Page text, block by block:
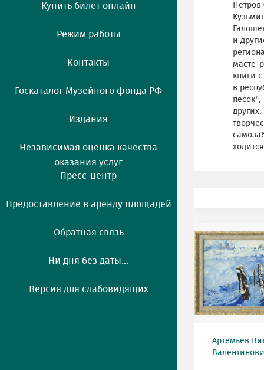
Купить билет онлайн
Режим работы
Контакты
Госкаталог Музейного фонда РФ
Издания
Независимая оценка качества
оказания услуг
Пресс-центр
Предоставление в аренду площадей
Обратная связь
Ни дня без даты...
Версия для слабовидящих
и
масте-
книги
в
Артемьев